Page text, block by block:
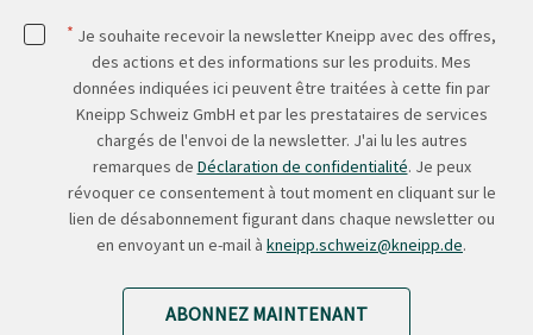
* Je souhaite recevoir la newsletter Kneipp avec des offres,
des actions et des informations sur les produits. Mes
données indiquées ici peuvent être traitées à cette fin par
Kneipp Schweiz GmbH et par les prestataires de services
chargés de l'envoi de la newsletter. J'ai lu les autres
remarques de Déclaration de confidentialité. Je peux
révoquer ce consentement à tout moment en cliquant sur le
lien de désabonnement figurant dans chaque newsletter ou
en envoyant un e-mail à kneipp.schweiz@kneipp.de.
ABONNEZ MAINTENANT